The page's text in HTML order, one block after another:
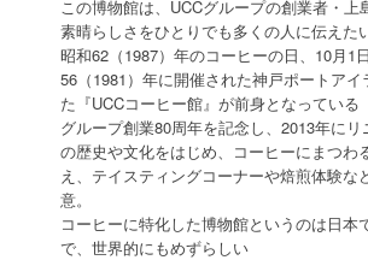
この博物館は、UCCグループの創業者・
素晴らしさをひとりでも多くの人に伝えた
昭和62（1987）年のコーヒーの日、10月1
56（1981）年に開催された神戸ポートア
た『UCCコーヒー館』が前身となっている
グループ創業80周年を記念し、2013年に
の歴史や文化をはじめ、コーヒーにまつわ
え、テイスティングコーナーや焙煎体験な
意。
コーヒーに特化した博物館というのは日本
で、世界的にもめずらしい